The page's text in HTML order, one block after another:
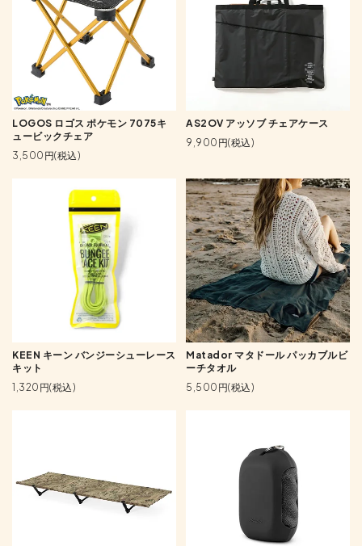
LOGOS ロゴス ポケモン 7075キ
ュービックチェア
3,500円(税込)
AS2OV アッソブ チェアケース
9,900円(税込)
KEEN キーン バンジーシューレース
キット
1,320円(税込)
Matador マタドール パッカブルビ
ーチタオル
5,500円(税込)